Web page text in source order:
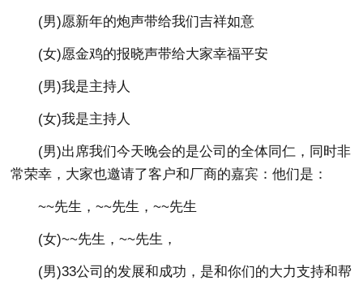
(男)愿新年的炮声带给我们吉祥如意
(女)愿金鸡的报晓声带给大家幸福平安
(男)我是主持人
(女)我是主持人
(男)出席我们今天晚会的是公司的全体同仁，同时非
常荣幸，大家也邀请了客户和厂商的嘉宾：他们是：
~~先生，~~先生，~~先生
(女)~~先生，~~先生，
(男)33公司的发展和成功，是和你们的大力支持和帮